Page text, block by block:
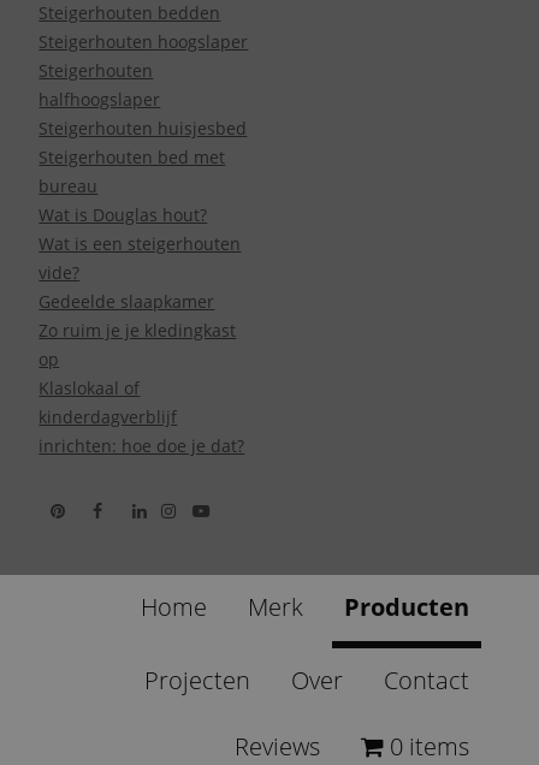
Steigerhouten bedden
Steigerhouten hoogslaper
Steigerhouten
halfhoogslaper
Steigerhouten huisjesbed
Steigerhouten bed met
bureau
Wat is Douglas hout?
Wat is een steigerhouten
vide?
Gedeelde slaapkamer
Zo ruim je je kledingkast
op
Klaslokaal of
kinderdagverblijf
inrichten: hoe doe je dat?
Home Merk Producten
Projecten Over Contact
Reviews 0 items